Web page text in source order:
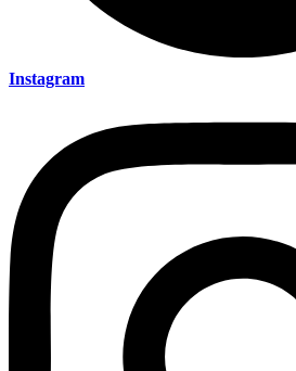
Instagram